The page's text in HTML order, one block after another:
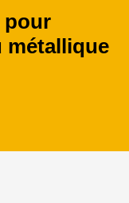
pour
métallique